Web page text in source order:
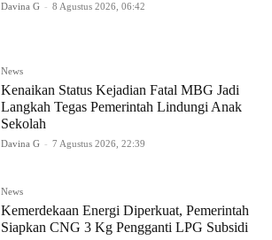
Davina G - 8 Agustus 2026, 06:42
News
Kenaikan Status Kejadian Fatal MBG Jadi
Langkah Tegas Pemerintah Lindungi Anak
Sekolah
Davina G - 7 Agustus 2026, 22:39
News
Kemerdekaan Energi Diperkuat, Pemerintah
Siapkan CNG 3 Kg Pengganti LPG Subsidi